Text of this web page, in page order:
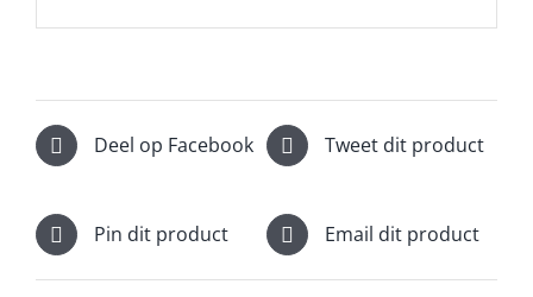
Deel op Facebook Tweet dit product
Pin dit product Email dit product